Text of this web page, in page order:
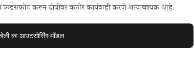
करून दोषींवर कठोर कार्यवाही करणे अत्यावश्यक आहे.
का आउटसोर्सिंग मॉडल